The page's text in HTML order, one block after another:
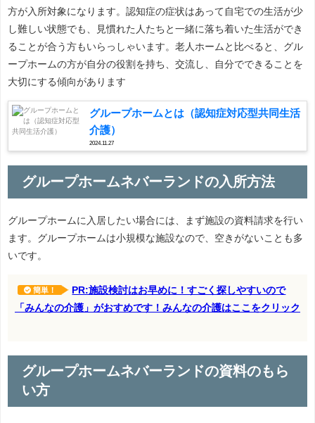
方が入所対象になります。認知症の症状はあって自宅での生活が少
し難しい状態でも、見慣れた人たちと一緒に落ち着いた生活ができ
ることが合う方もいらっしゃいます。老人ホームと比べると、グル
ープホームの方が自分の役割を持ち、交流し、自分でできることを
大切にする傾向があります
グループホームとは（認知症対応型共同生活
介護）
2024.11.27
グループホームネバーランドの入所方法
グループホームに入居したい場合には、まず施設の資料請求を行い
ます。グループホームは小規模な施設なので、空きがないことも多
いです。
簡単！
PR:施設検討はお早めに！すごく探しやすいので
「みんなの介護」がおすめです！みんなの介護はここをクリック
グループホームネバーランドの資料のもら
い方